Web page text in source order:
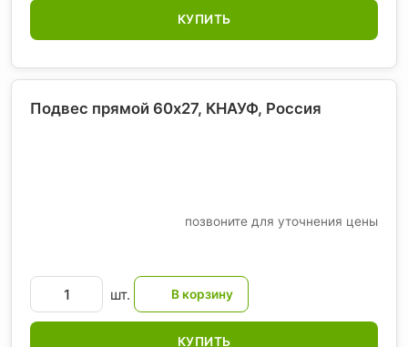
КУПИТЬ
Подвес прямой 60х27, КНАУФ, Россия
позвоните для уточнения цены
шт.
КУПИТЬ